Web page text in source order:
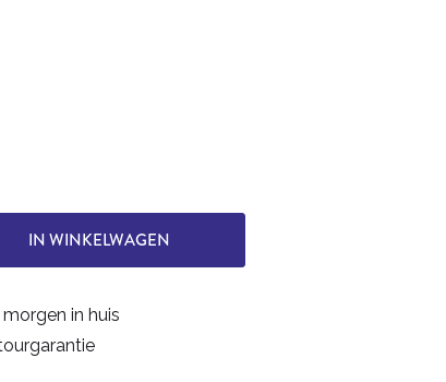
IN WINKELWAGEN
in huis